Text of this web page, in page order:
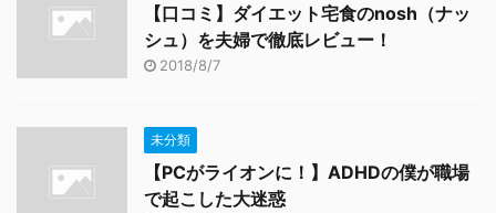
【口コミ】ダイエット宅食のnosh（ナッ
シュ）を夫婦で徹底レビュー！
2018/8/7
未分類
【PCがライオンに！】ADHDの僕が職場
で起こした大迷惑